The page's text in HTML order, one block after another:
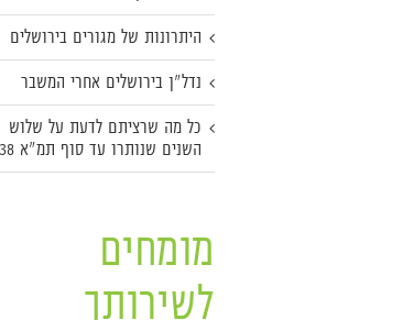
היתרונות של מגורים בירושלים
נדל"ן בירושלים אחרי המשבר
כל מה שרציתם לדעת על שלוש
השנים שנותרו עד סוף תמ"א 38
מומחים
לשירותך